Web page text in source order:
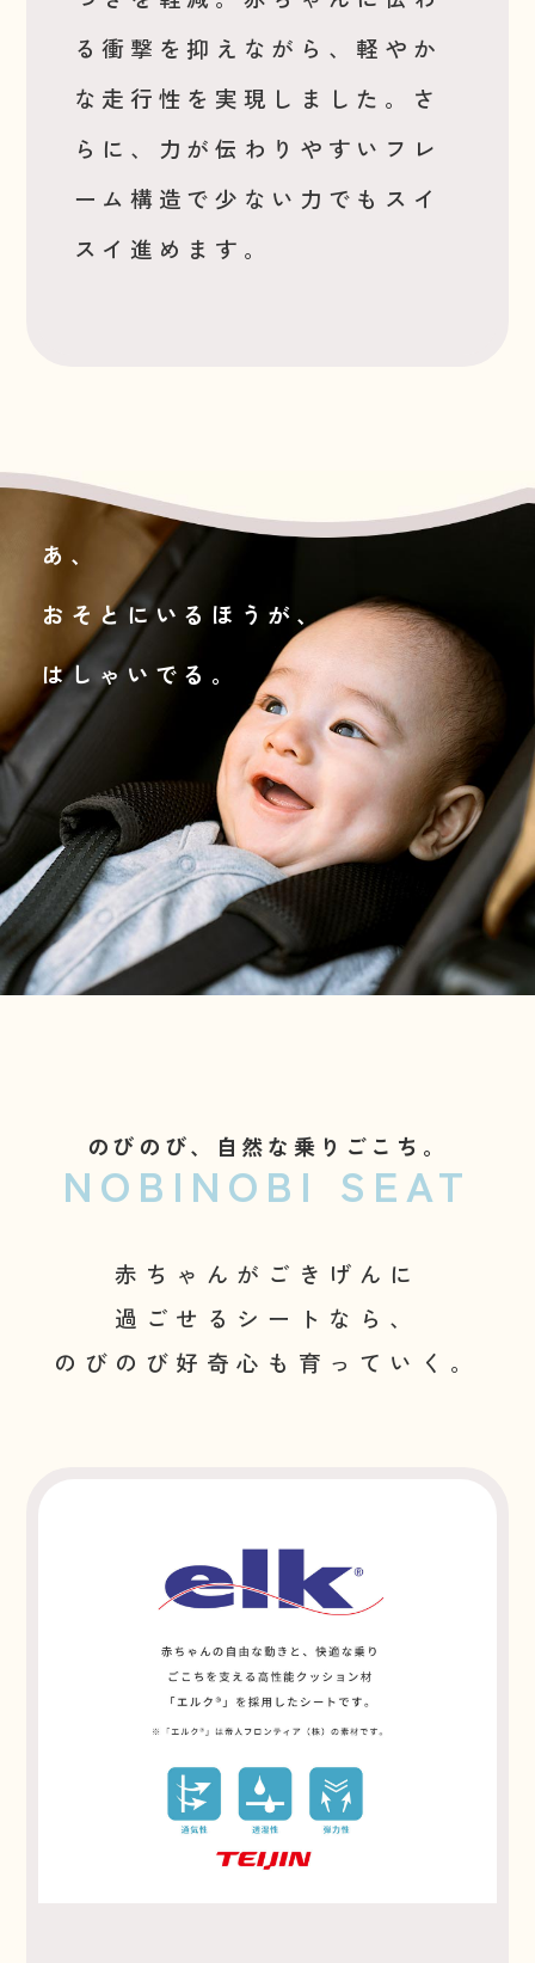
る衝撃を抑えながら、軽やか
な走行性を実現しました。さ
らに、力が伝わりやすいフレ
ーム構造で少ない力でもスイ
スイ進めます。
あ、
おそとにいるほうが、
はしゃいでる。
のびのび、自然な乗りごこち。
NOBINOBI SEAT
赤ちゃんがごきげんに
過ごせるシートなら、
のびのび好奇心も育っていく。